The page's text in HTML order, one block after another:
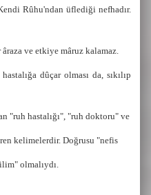
Rûhu'ndan üflediği nefhadır.
ve etkiye mâruz kalamaz.
dûçar olması da, sıkılıp
"ruh hastalığı", "ruh doktoru" ve
kelimelerdir. Doğrusu "nefis
olmalıydı.